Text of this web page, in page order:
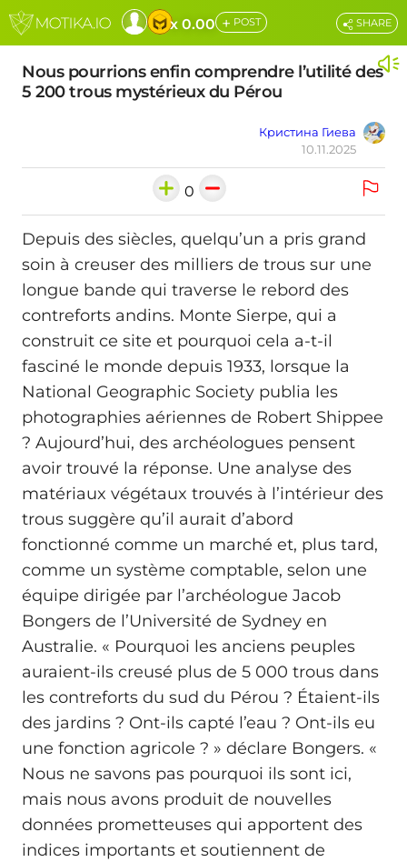
x 0.00 + POST
Nous pourrions enfin comprendre l’utilité des
5 200 trous mystérieux du Pérou
Кристина Гиева
10.11.2025
SHARE
0
Depuis des siècles, quelqu’un a pris grand
soin à creuser des milliers de trous sur une
longue bande qui traverse le rebord des
contreforts andins. Monte Sierpe, qui a
construit ce site et pourquoi cela a-t-il
fasciné le monde depuis 1933, lorsque la
National Geographic Society publia les
photographies aériennes de Robert Shippee
? Aujourd’hui, des archéologues pensent
avoir trouvé la réponse. Une analyse des
matériaux végétaux trouvés à l’intérieur des
trous suggère qu’il aurait d’abord
fonctionné comme un marché et, plus tard,
comme un système comptable, selon une
équipe dirigée par l’archéologue Jacob
Bongers de l’Université de Sydney en
Australie. « Pourquoi les anciens peuples
auraient-ils creusé plus de 5 000 trous dans
les contreforts du sud du Pérou ? Étaient-ils
des jardins ? Ont-ils capté l’eau ? Ont-ils eu
une fonction agricole ? » déclare Bongers. «
Nous ne savons pas pourquoi ils sont ici,
mais nous avons produit de nouvelles
données prometteuses qui apportent des
indices importants et soutiennent de